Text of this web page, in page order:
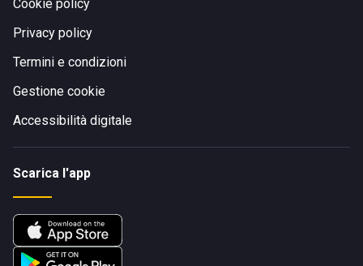
Cookie policy
Privacy policy
Termini e condizioni
Gestione cookie
Accessibilità digitale
Scarica l'app